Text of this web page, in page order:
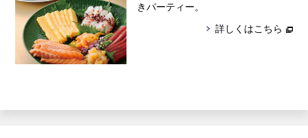
きパーティー。
詳しくはこちら